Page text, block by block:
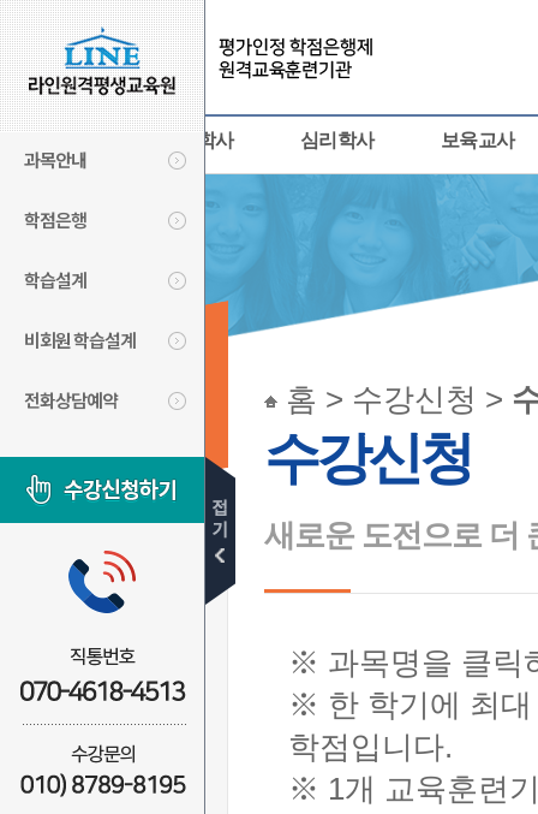
과목안내
학점은행
학습설계
비회원 학습설계
전화상담예약
경영학사 심리학사 보육교사
수강신청
수강신청절차
무료학습설계
수강신청
경영학사
보육교사
홈 > 수강신청 >
수강신청
새로운 도전으로 더
※ 과목명을 클릭
※ 한 학기에 최대
학점입니다.
※ 1개 교육훈련